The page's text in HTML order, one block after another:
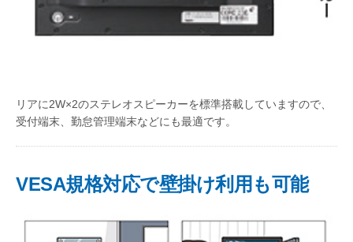
リアに2W×2のステレオスピーカーを標準搭載していますので、
受付端末、勤怠管理端末などにも最適です。
VESA規格対応で壁掛け利用も可能